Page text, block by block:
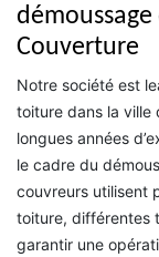
Couverture
Notre société est
toiture dans la ville
longues années
le cadre du
couvreurs utilisent
toiture, différentes
garantir une